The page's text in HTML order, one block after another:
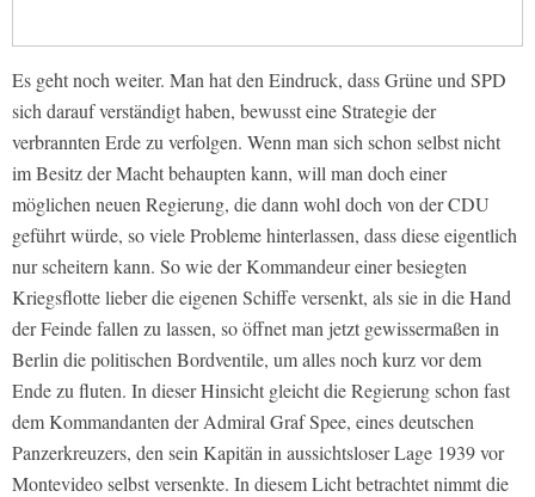
Es geht noch weiter. Man hat den Eindruck, dass Grüne und SPD
sich darauf verständigt haben, bewusst eine Strategie der
verbrannten Erde zu verfolgen. Wenn man sich schon selbst nicht
im Besitz der Macht behaupten kann, will man doch einer
möglichen neuen Regierung, die dann wohl doch von der CDU
geführt würde, so viele Probleme hinterlassen, dass diese eigentlich
nur scheitern kann. So wie der Kommandeur einer besiegten
Kriegsflotte lieber die eigenen Schiffe versenkt, als sie in die Hand
der Feinde fallen zu lassen, so öffnet man jetzt gewissermaßen in
Berlin die politischen Bordventile, um alles noch kurz vor dem
Ende zu fluten. In dieser Hinsicht gleicht die Regierung schon fast
dem Kommandanten der Admiral Graf Spee, eines deutschen
Panzerkreuzers, den sein Kapitän in aussichtsloser Lage 1939 vor
Montevideo selbst versenkte. In diesem Licht betrachtet nimmt die